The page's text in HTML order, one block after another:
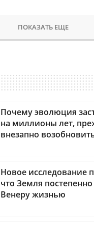
ПОКАЗАТЬ ЕЩЕ
Почему эволюция
на миллионы лет,
внезапно
Новое исследование
что Земля постепенно
Венеру жизнью